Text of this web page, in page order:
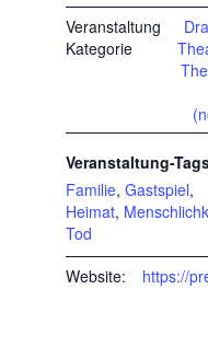
Veranstaltung
Kategorie
Veranstaltung-
Familie,Gastspiel,
Heimat,
Tod
Website:
https://